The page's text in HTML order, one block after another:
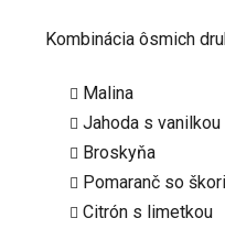
Kombinácia ôsmich
Malina
Jahoda s vanilkou
Broskyňa
Pomaranč so
Citrón s limetkou